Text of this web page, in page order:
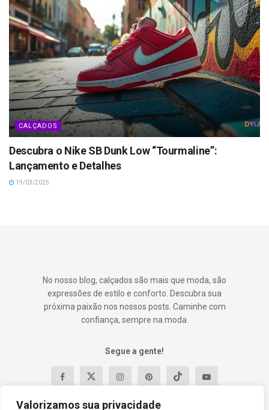
Valorizamos sua privacidade
CALÇADOS
Descubra o Nike SB Dunk Low “Tourmaline”:
Lançamento e Detalhes
19/03/2025
No nosso blog, calçados são mais que moda, são
expressões de estilo e conforto. Descubra sua
próxima paixão nos nossos posts. Caminhe com
confiança, sempre na moda.
Segue a gente!